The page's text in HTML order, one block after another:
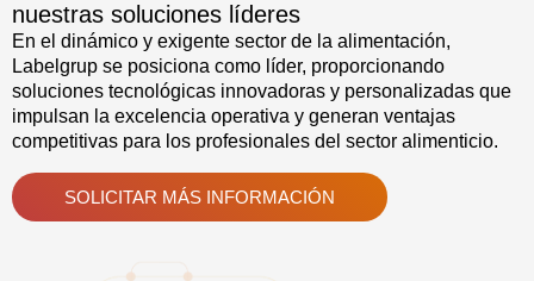
nuestras soluciones líderes
En el dinámico y exigente sector de la alimentación,
Labelgrup se posiciona como líder, proporcionando
soluciones tecnológicas innovadoras y personalizadas que
impulsan la excelencia operativa y generan ventajas
competitivas para los profesionales del sector alimenticio.
SOLICITAR MÁS INFORMACIÓN